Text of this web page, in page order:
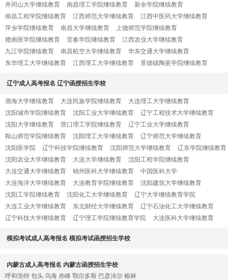
井冈山大学继续教育
南昌理工学院继续教育
新余学院继续教育
南昌工程学院继续教育
江西师范大学继续教育
江西中医药大学继续教育
萍乡学院继续教育
南昌大学继续教育
上饶师范学院继续教育
赣南医学院继续教育
宜春学院继续教育
江西农业大学继续教育
九江学院继续教育
南昌航空大学继续教育
华东交通大学继续教育
东华理工大学继续教育
江西理工大学继续教育 景德镇陶瓷学院继续教育
辽宁成人高考报名 辽宁函授招生学校
渤海大学继续教育 大连民族学院继续教育
大连理工大学继续教育
沈阳城市学院继续教育
沈阳工业大学继续教育
辽宁工程技术大学继续教育
沈阳大学继续教育
营口理工学院继续教育
辽宁工业大学继续教育
鞍山师范学院继续教育
沈阳理工大学继续教育
辽宁师范大学继续教育
沈阳医学院
辽宁科技学院继续教育 沈阳师范大学继续教育
辽东学院继续教育
沈阳农业大学继续教育
大连大学继续教育
沈阳工程学院继续教育
大连交通大学继续教育
锦州医科大学继续教育
中国医科大学
大连海洋大学继续教育
大连教育学院继续教育
沈阳建筑大学继续教育
沈阳工学院继续教育
沈阳化工大学继续教育
辽宁大学继续教育学院
大连工业大学继续教育
东北财经大学继续教育
辽宁石油化工大学继续教育
辽宁科技大学继续教育
辽宁理工学院继续教育学院 大连医科大学继续教育
模拟考试成人高考报名 模拟考试函授招生学校
内蒙古成人高考报名 内蒙古函授招生学校
呼和浩特 包头 乌海 赤峰 鄂尔多斯 巴彦淖尔 榆林